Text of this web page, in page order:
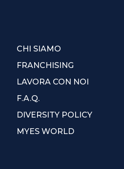
CHI SIAMO
FRANCHISING
LAVORA CON NOI
F.A.Q.
DIVERSITY POLICY
MYES WORLD